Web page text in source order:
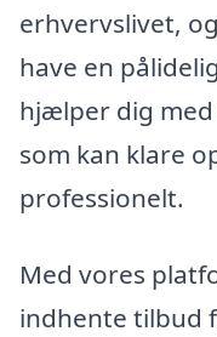
erhvervslivet,
have en
hjælper dig
som kan klare
professionelt.
Med vores
indhente tilbud